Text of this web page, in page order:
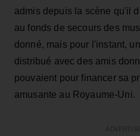
admis depuis la scène qu'il
au fonds de secours des
donné, mais pour l'instant,
distribué avec des amis
pouvaient pour financer sa
amusante au Royaume-Uni.